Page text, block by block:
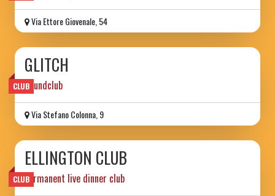
Via Ettore Giovenale, 54
CLUB
GLITCH
Soundclub
Via Stefano Colonna, 9
CLUB
ELLINGTON CLUB
permanent live dinner club